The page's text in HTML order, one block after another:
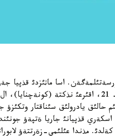
اسا ماثئزدئ قذپيا
وزگةرئپ تذراتئن. موسكأا - 400، سةمةي - 21، اقئرعئ
حالئق يادرولئق سئناقتار وتكئزؤ
اسكةري قذپيانئ جاريا ةتپةؤ
مذندا عئلئمي-زةرتتةؤ